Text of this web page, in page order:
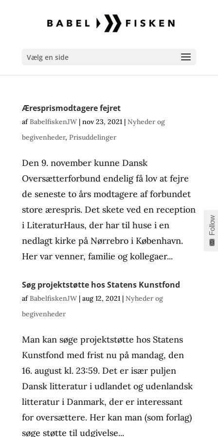
Vælg en side
Æresprismodtagere fejret
afBabelfiskenJW| nov 23, 2021| Nyheder og
begivenheder, Prisuddelinger
Den 9. november kunne Dansk
Oversætterforbund endelig få lov at fejre
de seneste to års modtagere af forbundet
store ærespris. Det skete ved en reception
i LiteraturHaus, der har til huse i en
nedlagt kirke på Nørrebro i København.
Her var venner, familie og kollegaer...
Søg projektstøtte hos Statens Kunstfond
afBabelfiskenJW| aug 12, 2021| Nyheder og
begivenheder
Man kan søge projektstøtte hos Statens
Kunstfond med frist nu på mandag, den
16. august kl. 23:59. Det er især puljen
Dansk litteratur i udlandet og udenlandsk
litteratur i Danmark, der er interessant
for oversættere. Her kan man (som forlag)
søge støtte til udgivelse...
Follow